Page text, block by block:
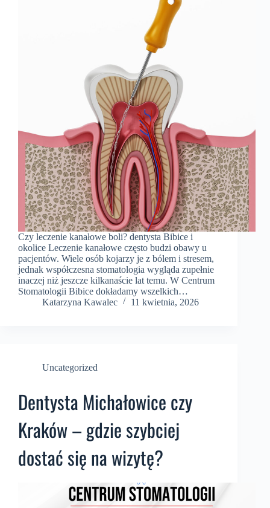
Czy leczenie kanałowe boli? dentysta Bibice i
okolice Leczenie kanałowe często budzi obawy u
pacjentów. Wiele osób kojarzy je z bólem i stresem,
jednak współczesna stomatologia wygląda zupełnie
inaczej niż jeszcze kilkanaście lat temu. W Centrum
Stomatologii Bibice dokładamy wszelkich…
Katarzyna Kawalec
11 kwietnia, 2026
Uncategorized
Dentysta Michałowice czy
Kraków – gdzie szybciej
dostać się na wizytę?